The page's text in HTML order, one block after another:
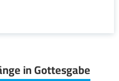
in Gottesgabe